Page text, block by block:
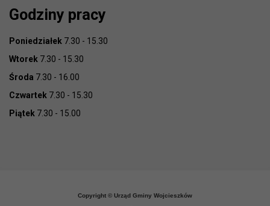
Godziny pracy
Poniedziałek 7.30 - 15.30
Wtorek 7.30 - 15.30
Środa 7.30 - 16.00
Czwartek 7.30 - 15.30
Piątek 7.30 - 15.00
Copyright © Urząd Gminy Wojcieszków